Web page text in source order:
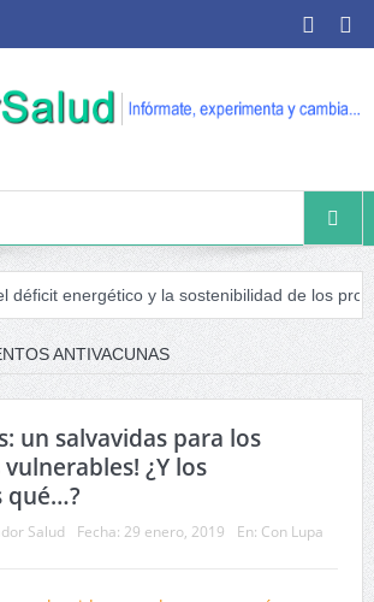
energético y la sostenibilidad de los
ANTIVACUNAS
un salvavidas para los
¿Y los
qué…?
Salud Fecha: 29 enero, 2019 En: Con Lupa